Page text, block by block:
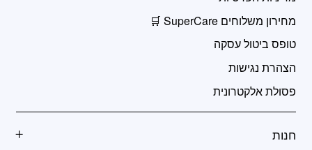
מחירון משלוחים SuperCare 🛒
טופס ביטול עסקה
הצהרת נגישות
פסולת אלקטרונית
חנות